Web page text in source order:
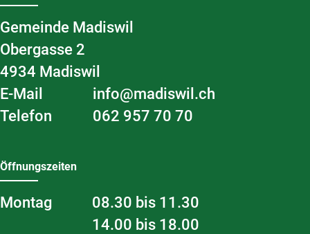
Gemeinde Madiswil
Obergasse 2
4934 Madiswil
E-Mail
info@madiswil.ch
Telefon
062 957 70 70
Öffnungszeiten
Montag
08.30 bis 11.30
14.00 bis 18.00